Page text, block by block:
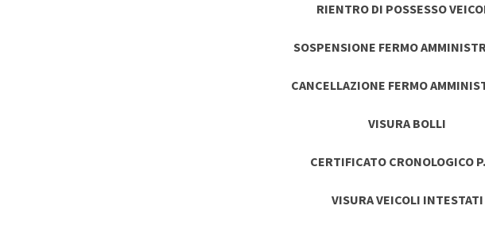
RIENTRO DI POSSESSO
SOSPENSIONE FERMO
CANCELLAZIONE FERMO
VISURA BOLLI
CERTIFICATO CRONOLOGICO
VISURA VEICOLI INTESTATI